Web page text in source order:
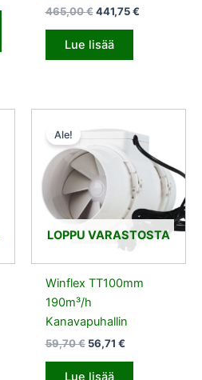
465,00€ 441,75€
Lue lisää
LOPPU VARASTOSTA
Ale!
Winflex TT100mm
190m³/h
Kanavapuhallin
59,70€
hinta
59,70 €.
56,71 €
hinta
on:
56,71 €.
Lue lisää